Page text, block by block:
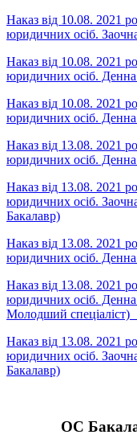
Наказ від 10.08. 2021
юридичних осіб.
Наказ від 10.08. 2021
юридичних осіб.
Наказ від 10.08. 2021
юридичних осіб.
Наказ від 13.08. 2021
юридичних осіб.
Наказ від 13.08. 2021
юридичних осіб.
Бакалавр)
Наказ від 13.08. 2021
юридичних осіб.
Наказ від 13.08. 2021
юридичних осіб.
Молодший спеціаліст)
Наказ від 13.08. 2021
юридичних осіб.
Бакалавр)
ОC